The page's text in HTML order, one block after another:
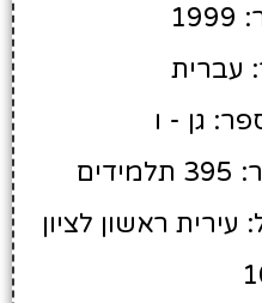
עברית
גן - ו
ראשון לציון